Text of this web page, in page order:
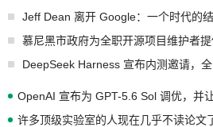
Jeff Dean 离开 Google：一个时代的
慕尼黑市政府为全职开源项目维护者
OpenAI 宣布为 GPT-5.6 Sol 调优，并
许多顶级实验室的人现在几乎不读论文